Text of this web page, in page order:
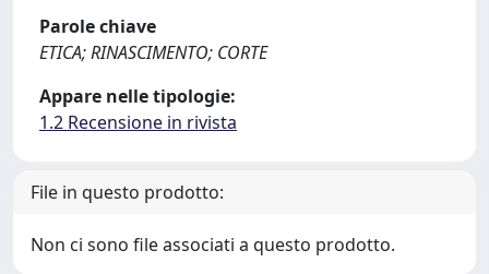
Parole chiave
ETICA; RINASCIMENTO; CORTE
Appare nelle tipologie:
1.2 Recensione in rivista
File in questo prodotto:
Non ci sono file associati a questo prodotto.